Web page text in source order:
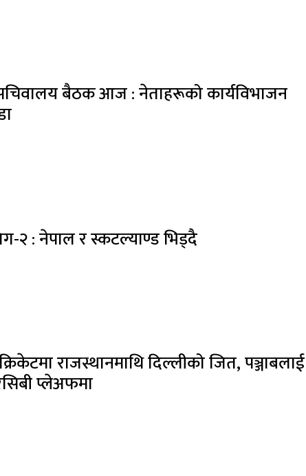
बैठक आज : नेताहरूको कार्यविभाजन
२ : नेपाल र स्कटल्याण्ड भिड्दै
राजस्थानमाथि दिल्लीको जित, पञ्जाबलाई
प्लेअफमा